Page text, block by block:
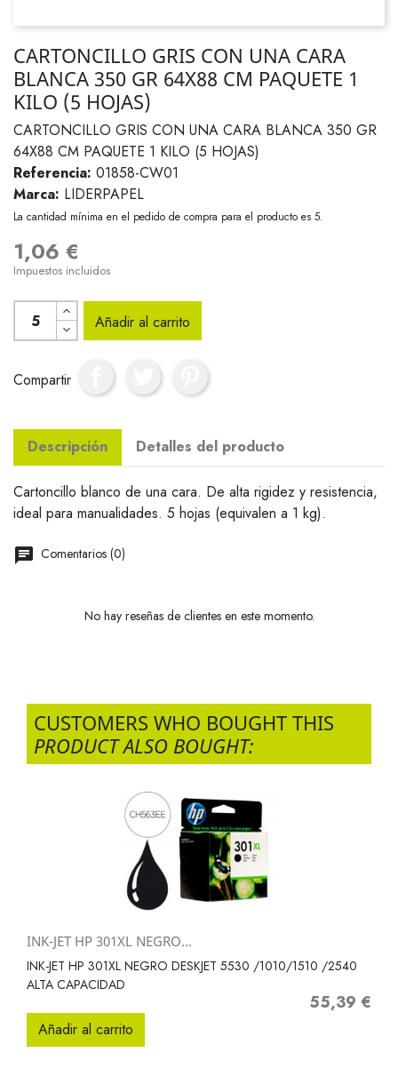
CARTONCILLO GRIS CON UNA CARA
BLANCA 350 GR 64X88 CM PAQUETE 1
KILO (5 HOJAS)
CARTONCILLO GRIS CON UNA CARA BLANCA 350 GR
64X88 CM PAQUETE 1 KILO (5 HOJAS)
Referencia: 01858-CW01
Marca: LIDERPAPEL
La cantidad mínima en el pedido de compra para el producto es 5.
1,06 €
Impuestos incluidos
Añadir al carrito
Compartir
Descripción Detalles del producto
Cartoncillo blanco de una cara. De alta rigidez y resistencia,
ideal para manualidades. 5 hojas (equivalen a 1 kg).
Comentarios (0)
No hay reseñas de clientes en este momento.
CUSTOMERS WHO BOUGHT THIS
PRODUCT ALSO BOUGHT:
INK-JET HP 301XL NEGRO...
INK-JET HP 301XL NEGRO DESKJET 5530 /1010/1510 /2540
ALTA CAPACIDAD
Precio
55,39 €
Añadir al carrito